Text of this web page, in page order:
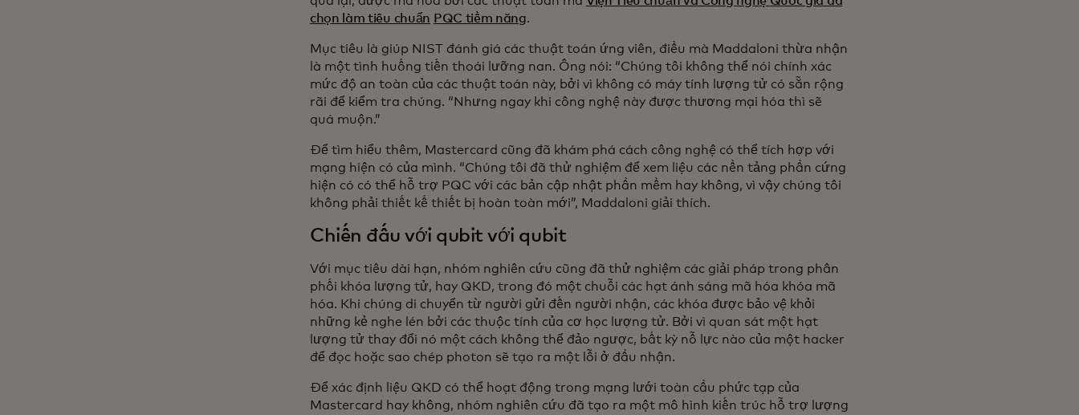
chọn làm tiêu chuẩn PQC tiềm năng.
Mục tiêu là giúp NIST đánh giá các thuật toán ứng viên, điều mà Maddaloni thừa nhận
là một tình huống tiến thoái lưỡng nan. Ông nói: “Chúng tôi không thể nói chính xác
mức độ an toàn của các thuật toán này, bởi vì không có máy tính lượng tử có sẵn rộng
rãi để kiểm tra chúng. “Nhưng ngay khi công nghệ này được thương mại hóa thì sẽ
quá muộn.”
Để tìm hiểu thêm, Mastercard cũng đã khám phá cách công nghệ có thể tích hợp với
mạng hiện có của mình. “Chúng tôi đã thử nghiệm để xem liệu các nền tảng phần cứng
hiện có có thể hỗ trợ PQC với các bản cập nhật phần mềm hay không, vì vậy chúng tôi
không phải thiết kế thiết bị hoàn toàn mới”, Maddaloni giải thích.
Chiến đấu với qubit với qubit
Với mục tiêu dài hạn, nhóm nghiên cứu cũng đã thử nghiệm các giải pháp trong phân
phối khóa lượng tử, hay QKD, trong đó một chuỗi các hạt ánh sáng mã hóa khóa mã
hóa. Khi chúng di chuyển từ người gửi đến người nhận, các khóa được bảo vệ khỏi
những kẻ nghe lén bởi các thuộc tính của cơ học lượng tử. Bởi vì quan sát một hạt
lượng tử thay đổi nó một cách không thể đảo ngược, bất kỳ nỗ lực nào của một hacker
để đọc hoặc sao chép photon sẽ tạo ra một lỗi ở đầu nhận.
Để xác định liệu QKD có thể hoạt động trong mạng lưới toàn cầu phức tạp của
Mastercard hay không, nhóm nghiên cứu đã tạo ra một mô hình kiến trúc hỗ trợ lượng